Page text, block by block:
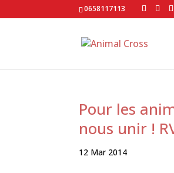
0658117113
Pour les
nous unir !
12 Mar 2014